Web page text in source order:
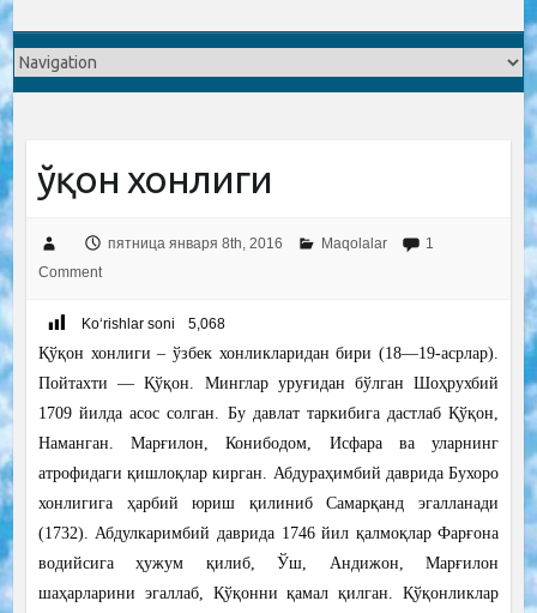
Қўқон хонлиги
пятница января 8th, 2016 Maqolalar
1
Comment
Ko‘rishlar soni 5,068
Қўқон хонлиги – ўзбек хонликларидан бири (18—19-асрлар).
Пойтахти — Қўқон. Минглар уруғидан бўлган Шоҳрухбий
1709 йилда асос солган. Бу давлат таркибига дастлаб Қўқон,
Наманган. Марғилон, Конибодом, Исфара ва уларнинг
атрофидаги қишлоқлар кирган. Абдураҳимбий даврида Бухоро
хонлигига ҳарбий юриш қилиниб Самарқанд эгалланади
(1732). Абдулкаримбий даврида 1746 йил қалмоқлар Фарғона
водийсига ҳужум қилиб, Ўш, Андижон, Марғилон
шаҳарларини эгаллаб, Қўқонни қамал қилган. Қўқонликлар